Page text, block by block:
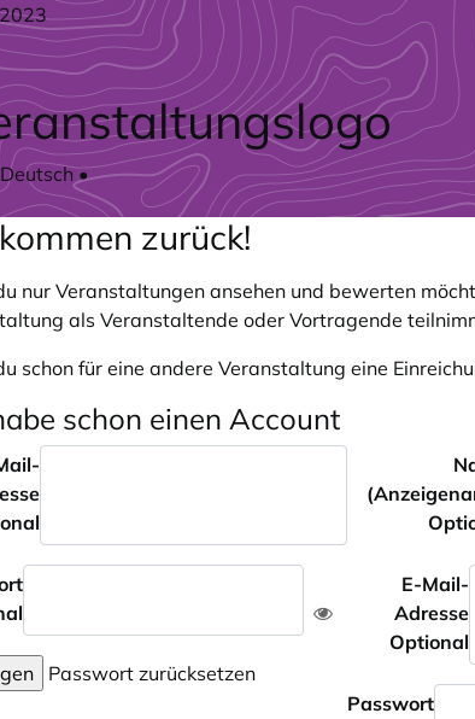
Deutsch•
zurück!
nur Veranstaltungen ansehen und bewerten
als Veranstaltende oder Vortragende
schon für eine andere Veranstaltung eine
schon einen Account
Passwort zurücksetzen
E-Mail-
Adresse
Optional
Passwort